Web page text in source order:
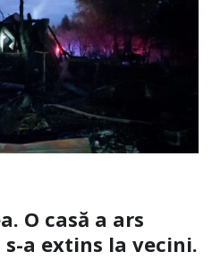
O casă a ars
a extins la vecini.